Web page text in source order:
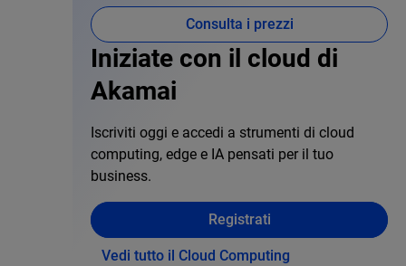
Consulta i prezzi
Iniziate con il cloud di
Akamai
Iscriviti oggi e accedi a strumenti di cloud
computing, edge e IA pensati per il tuo
business.
Registrati
Vedi tutto il Cloud Computing